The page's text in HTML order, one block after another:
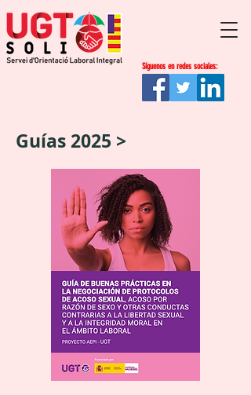
Síguenos en redes sociales:
Guías 2025 >